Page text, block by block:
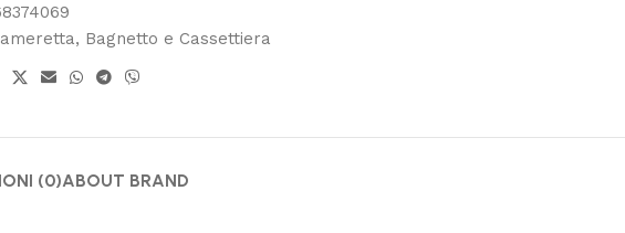
, Bagnetto e Cassettiera
(0)ABOUT BRAND